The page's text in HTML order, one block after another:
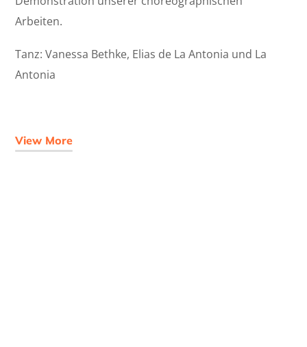
Arbeiten.
Tanz: Vanessa Bethke, Elias de La Antonia und La
Antonia
View More